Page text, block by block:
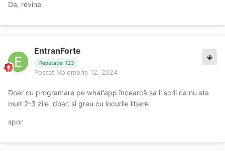
Da, revine
EntranForte
Reputație: 123
Postat Noiembrie 12, 2024
Doar cu programare pe what’app încearcă sa ii scrii ca nu sta
mult 2-3 zile doar, și greu cu locurile libere
spor